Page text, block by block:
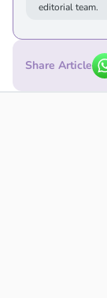
editorial team.
Share Article